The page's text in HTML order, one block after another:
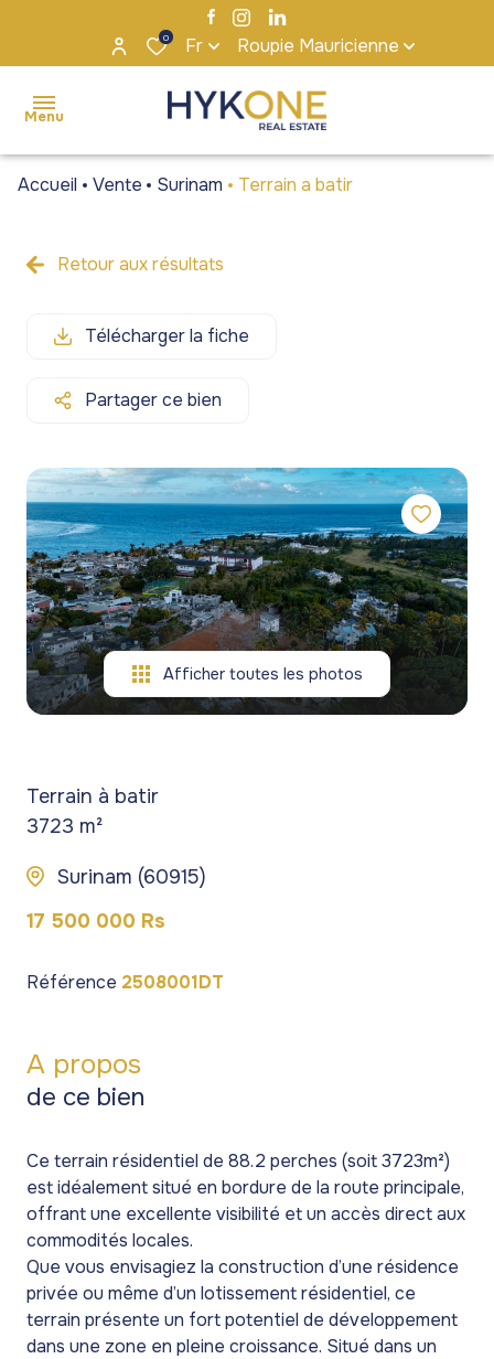
0 Fr Roupie Mauricienne
Menu
ventes
Maisons
Appartements
Bureaux et
commerces
Programmes
neufs
Viagers
Maisons
Appartements
Bureaux et
commerces
Programmes
neufs
agence
gestion
de
patrimoine
blog
contact
Accueil Vente Surinam Terrain a batir
Retour aux résultats
Télécharger la fiche
Partager ce bien
Afficher toutes les photos
Terrain à batir
3723 m²
Surinam (60915)
17 500 000 Rs
Référence 2508001DT
A propos
de ce bien
Ce terrain résidentiel de 88.2 perches (soit 3723m²)
est idéalement situé en bordure de la route principale,
offrant une excellente visibilité et un accès direct aux
commodités locales.
Que vous envisagiez la construction d’une résidence
privée ou même d’un lotissement résidentiel, ce
terrain présente un fort potentiel de développement
dans une zone en pleine croissance. Situé dans un